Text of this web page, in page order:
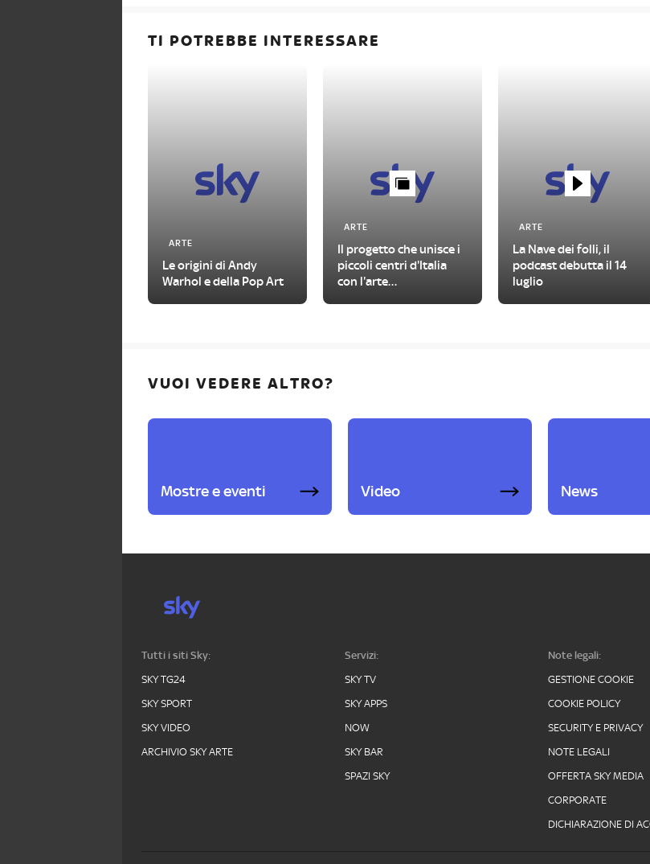
TI POTREBBE INTERESSARE
ARTE
Le origini di Andy
Warhol e della Pop Art
ARTE
Il progetto che unisce i
piccoli centri d'Italia
con l'arte
ARTE
La Nave dei folli, il
podcast debutta il 14
luglio
VUOI VEDERE ALTRO?
Mostre e eventi Video News
Tutti i siti Sky:
SKY TG24
SKY SPORT
SKY VIDEO
ARCHIVIO SKY ARTE
Servizi:
SKY TV
SKY APPS
NOW
SKY BAR
SPAZI SKY
Note legali:
GESTIONE COOKIE
COOKIE POLICY
SECURITY E PRIVACY
NOTE LEGALI
OFFERTA SKY MEDIA
CORPORATE
DICHIARAZIONE DI